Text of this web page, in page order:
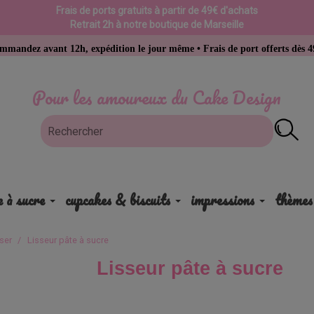
Frais de ports gratuits à partir de 49€ d'achats
Retrait 2h à notre boutique de Marseille
Pour les amoureux du Cake Design
12h, expédition le jour même • Frais de port offerts dès 49 € d’achat
à sucre cupcakes & biscuits impressions thèmes
Lisseur pâte à sucre
Lisseur pâte à sucre